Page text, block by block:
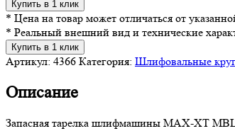
Купить в 1 клик
* Цена на товар может отличаться от
* Реальный внешний вид и технические
Купить в 1 клик
Артикул: 4366 Категория: Шлифовальные
Описание
Запасная тарелка шлифмашины MAX-XT